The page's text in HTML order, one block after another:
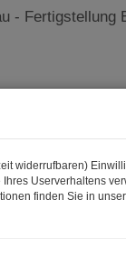
widerrufbaren)
Userverhaltens
finden Sie in